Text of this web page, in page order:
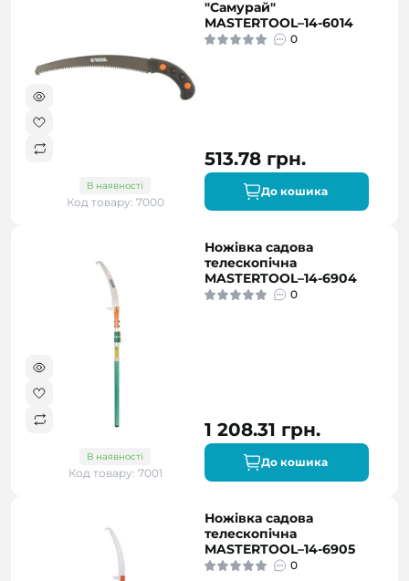
В наявності
Код товару: 7000
"Самурай"
MASTERTOOL–14-6014
0
513.78 грн.
До кошика
В наявності
Код товару: 7001
Ножівка садова
телескопічна
MASTERTOOL–14-6904
0
1 208.31 грн.
До кошика
Ножівка садова
телескопічна
MASTERTOOL–14-6905
0